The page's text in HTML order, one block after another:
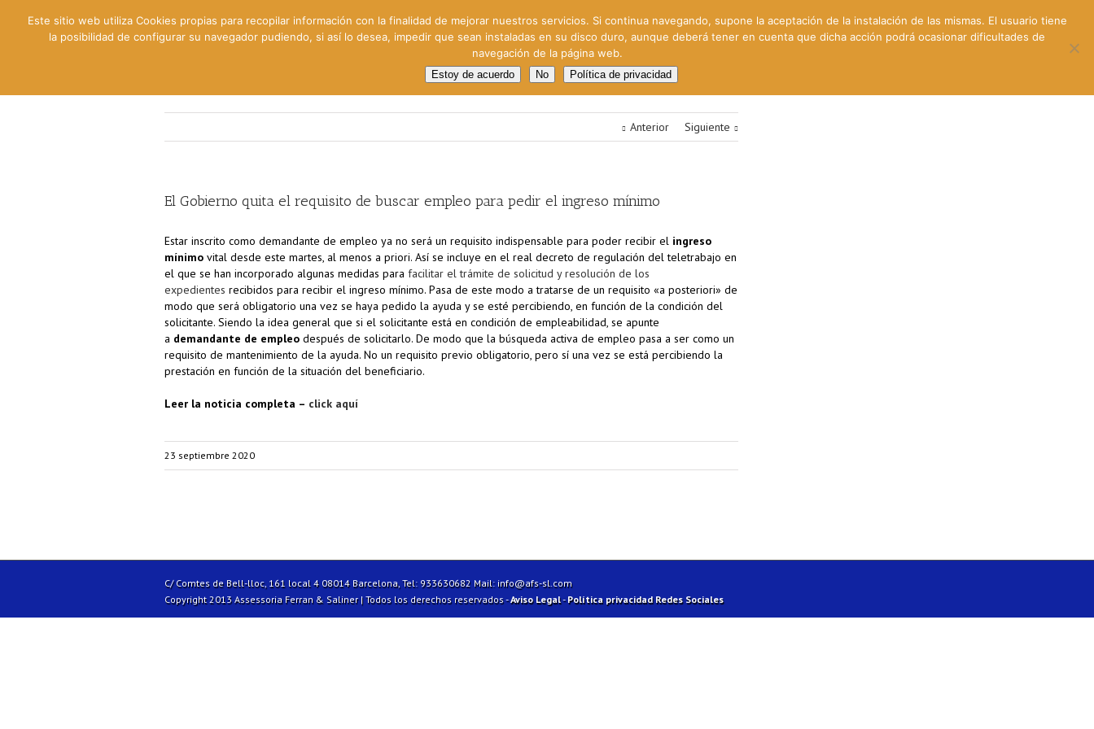
Gestión Cinematográfica Otros servicios
Anterior Siguiente
El Gobierno quita el requisito de buscar empleo para pedir el ingreso mínimo
Estar inscrito como demandante de empleo ya no será un requisito indispensable para poder recibir el ingreso
mínimo vital desde este martes, al menos a priori. Así se incluye en el real decreto de regulación del teletrabajo en
el que se han incorporado algunas medidas para facilitar el trámite de solicitud y resolución de los
expedientes recibidos para recibir el ingreso mínimo. Pasa de este modo a tratarse de un requisito «a posteriori» de
modo que será obligatorio una vez se haya pedido la ayuda y se esté percibiendo, en función de la condición del
solicitante. Siendo la idea general que si el solicitante está en condición de empleabilidad, se apunte
a demandante de empleo después de solicitarlo. De modo que la búsqueda activa de empleo pasa a ser como un
requisito de mantenimiento de la ayuda. No un requisito previo obligatorio, pero sí una vez se está percibiendo la
prestación en función de la situación del beneficiario.
Leer la noticia completa – click aquí
23 septiembre 2020
C/ Comtes de Bell-lloc, 161 local 4 08014 Barcelona, Tel: 933630682 Mail: info@afs-sl.com
Copyright 2013 Assessoria Ferran & Saliner | Todos los derechos reservados -Aviso Legal-Política privacidad Redes Sociales
Este sitio web utiliza Cookies propias para recopilar información con la finalidad de mejorar nuestros servicios. Si continua navegando, supone la aceptación de la instalación de las mismas. El usuario tiene
la posibilidad de configurar su navegador pudiendo, si así lo desea, impedir que sean instaladas en su disco duro, aunque deberá tener en cuenta que dicha acción podrá ocasionar dificultades de
navegación de la página web.
Estoy de acuerdo No Política de privacidad